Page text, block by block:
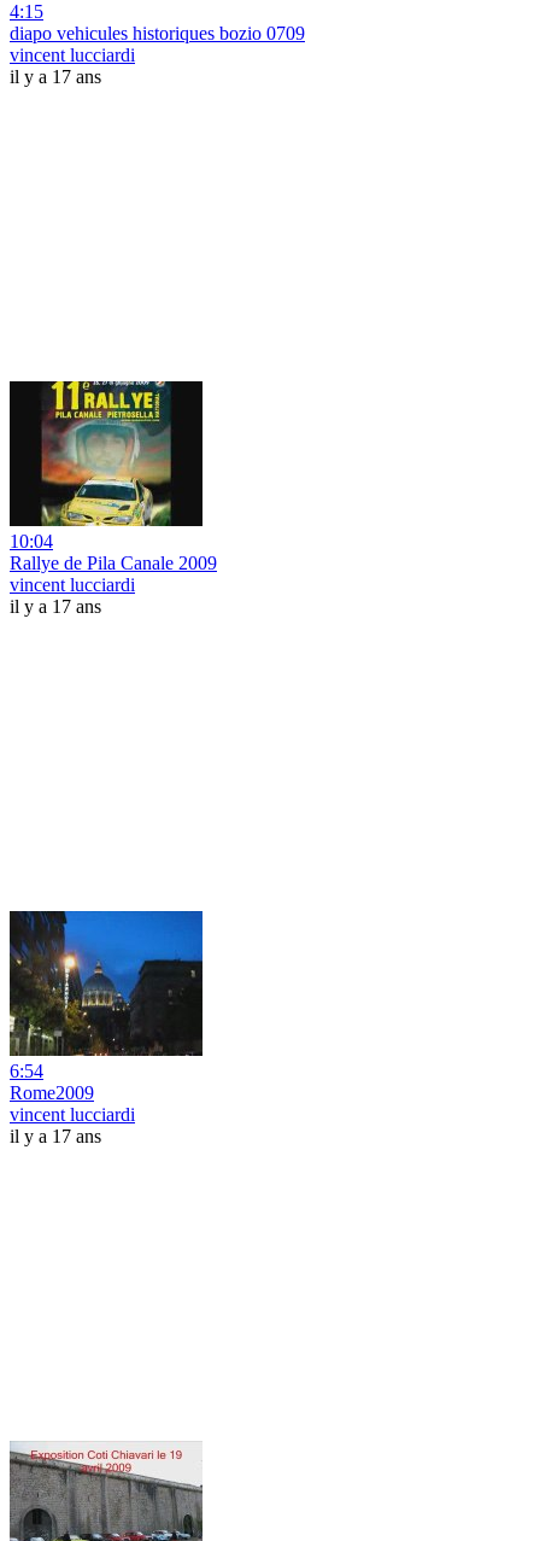
4:15
diapo vehicules historiques bozio 0709
vincent lucciardi
il y a 17 ans
10:04
Rallye de Pila Canale 2009
vincent lucciardi
il y a 17 ans
6:54
Rome2009
vincent lucciardi
il y a 17 ans